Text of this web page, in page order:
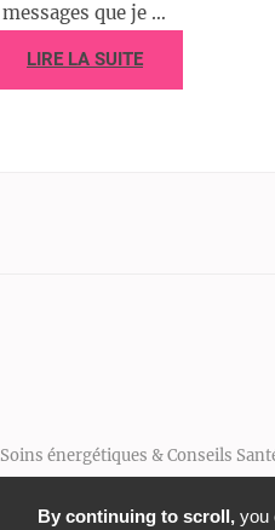
messages que je …
LIRE LA SUITE
énergétiques & Conseils
By continuing to scroll,you